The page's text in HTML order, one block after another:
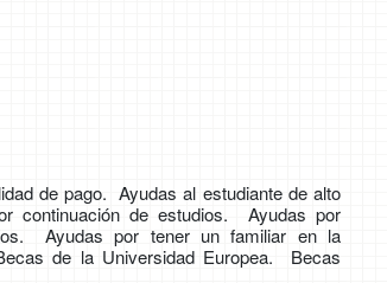
de pago. Ayudas al estudiante de alto
continuación de estudios. Ayudas por
Ayudas por tener un familiar en la
de la Universidad Europea. Becas